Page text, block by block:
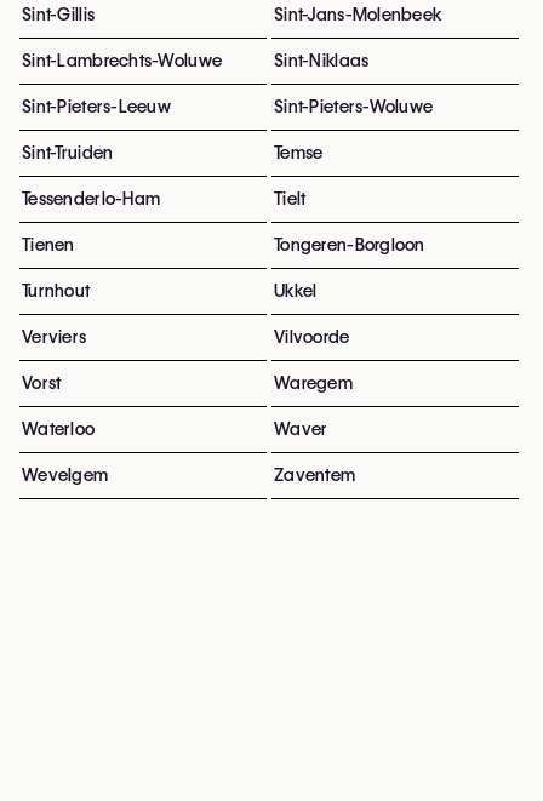
Sint-Gillis Sint-Jans-Molenbeek
Sint-Lambrechts-Woluwe Sint-Niklaas
Sint-Pieters-Leeuw Sint-Pieters-Woluwe
Sint-Truiden Temse
Tessenderlo-Ham Tielt
Tienen Tongeren-Borgloon
Turnhout Ukkel
Verviers Vilvoorde
Vorst Waregem
Waterloo Waver
Wevelgem Zaventem